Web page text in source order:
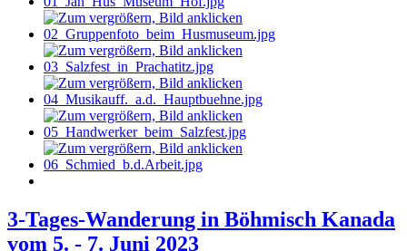
3-Tages-Wanderung in Böhmisch Kanada
vom 5. - 7. Juni 2023